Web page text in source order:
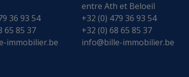
36 93 54
65 85 37
immobilier.be
entre Ath et Beloeil
+32 (0) 479 36 93 54
+32 (0) 68 65 85 37
info@bille-immobilier.be